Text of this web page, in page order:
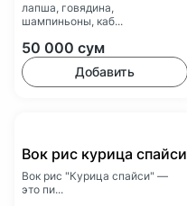
лапша, говядина,
шампиньоны, каб...
50 000 сум
Добавить
Вок рис курица спайси
Вок рис "Курица спайси" —
это пи...